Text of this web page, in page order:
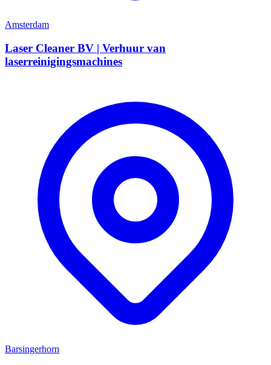
Amsterdam
Laser Cleaner BV | Verhuur van
laserreinigingsmachines
Barsingerhorn